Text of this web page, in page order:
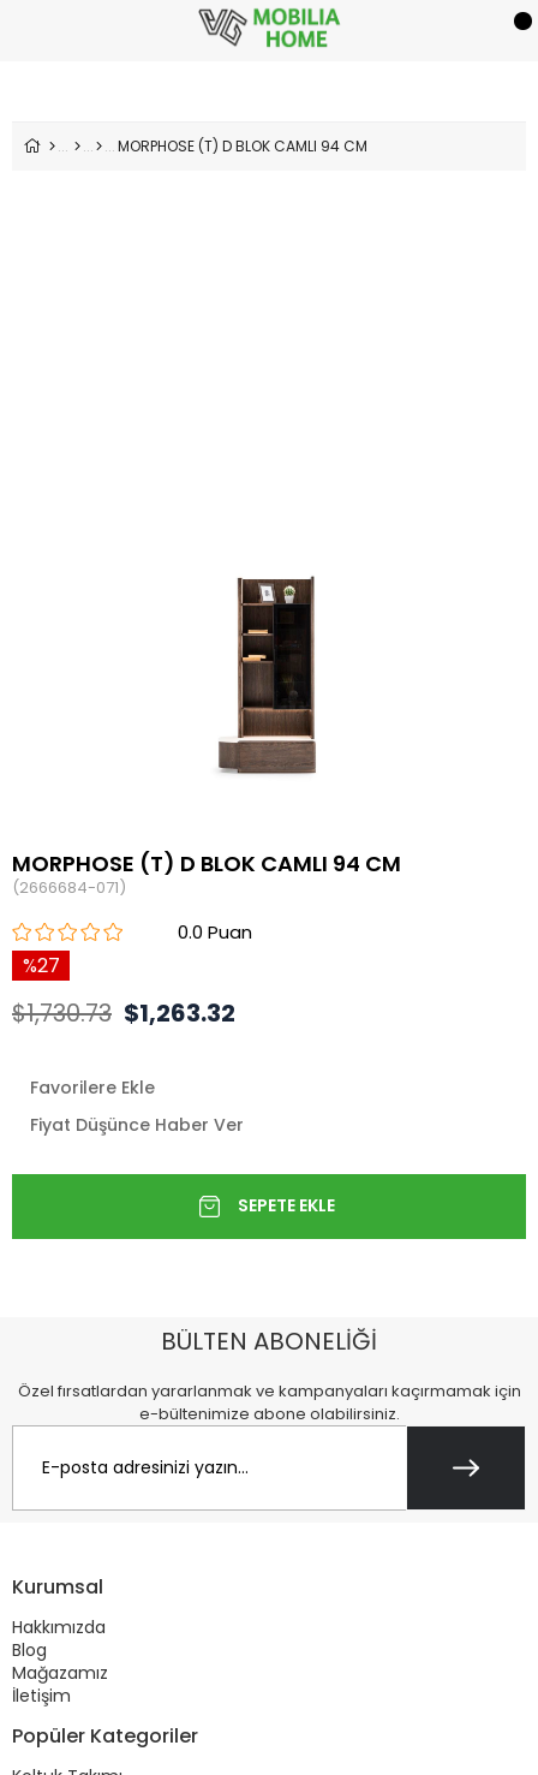
MORPHOSE (T) D BLOK CAMLI 94 CM
MORPHOSE (T) D BLOK CAMLI 94 CM
(2666684-071)
0.0
27
$1,730.73 $1,263.32
Favorilere Ekle
Fiyat Düşünce Haber Ver
BÜLTEN ABONELİĞİ
Özel fırsatlardan yararlanmak ve kampanyaları kaçırmamak için
e-bültenimize abone olabilirsiniz.
Kurumsal
Hakkımızda
Blog
Mağazamız
İletişim
Popüler Kategoriler